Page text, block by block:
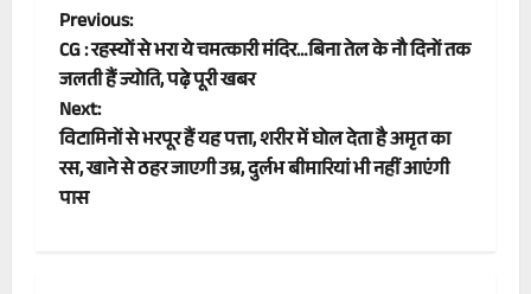
P
o
s
t
Previous:
CG : रहस्यों से भरा ये चमत्कारी मंदिर…बिना तेल के नौ दिनों तक
जलती हैं ज्योति, पढ़े पूरी खबर
Next:
विटामिनों से भरपूर हैं यह पत्ता, शरीर में घोल देता है अमृत का
रस, खाने से ठहर जाएगी उम्र, दुर्लभ बीमारियां भी नहीं आएंगी
पास